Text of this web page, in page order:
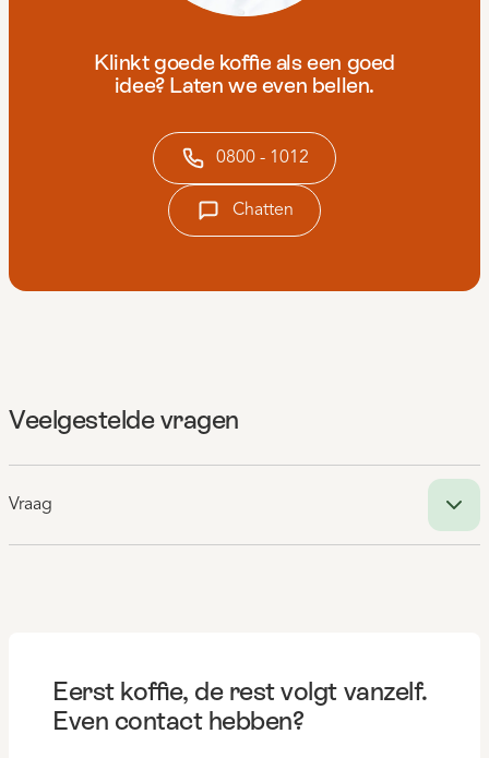
Klinkt goede koffie als een goed
idee? Laten we even bellen.
0800 - 1012
Chatten
Veelgestelde vragen
Vraag
Eerst koffie, de rest volgt vanzelf.
Even contact hebben?